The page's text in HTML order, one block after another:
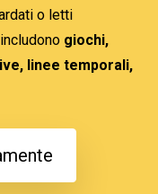
o letti
giochi,
linee temporali,